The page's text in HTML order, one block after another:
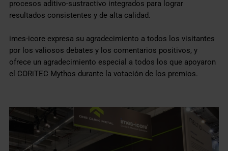
procesos aditivo-sustractivo integrados para lograr
resultados consistentes y de alta calidad.
imes-icore expresa su agradecimiento a todos los visitantes
por los valiosos debates y los comentarios positivos, y
ofrece un agradecimiento especial a todos los que apoyaron
el CORiTEC Mythos durante la votación de los premios.